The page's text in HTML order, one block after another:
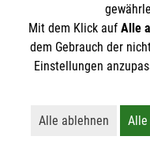
Kursbuchung
Hier können Sie
Mit dem Klick auf Alle
dem Gebrauch der
Einstellungen
Alle ablehnen
Lehnt alle
Alle